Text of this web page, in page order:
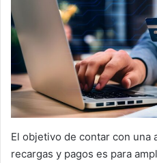
El objetivo de contar con una
recargas y pagos es para